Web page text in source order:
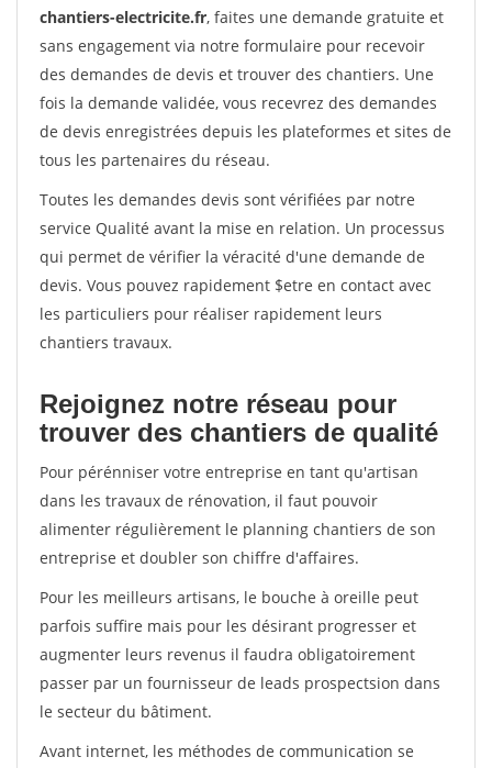
chantiers-electricite.fr, faites une demande gratuite et
sans engagement via notre formulaire pour recevoir
des demandes de devis et trouver des chantiers. Une
fois la demande validée, vous recevrez des demandes
de devis enregistrées depuis les plateformes et sites de
tous les partenaires du réseau.
Toutes les demandes devis sont vérifiées par notre
service Qualité avant la mise en relation. Un processus
qui permet de vérifier la véracité d'une demande de
devis. Vous pouvez rapidement $etre en contact avec
les particuliers pour réaliser rapidement leurs
chantiers travaux.
Rejoignez notre réseau pour
trouver des chantiers de qualité
Pour pérénniser votre entreprise en tant qu'artisan
dans les travaux de rénovation, il faut pouvoir
alimenter régulièrement le planning chantiers de son
entreprise et doubler son chiffre d'affaires.
Pour les meilleurs artisans, le bouche à oreille peut
parfois suffire mais pour les désirant progresser et
augmenter leurs revenus il faudra obligatoirement
passer par un fournisseur de leads prospectsion dans
le secteur du bâtiment.
Avant internet, les méthodes de communication se